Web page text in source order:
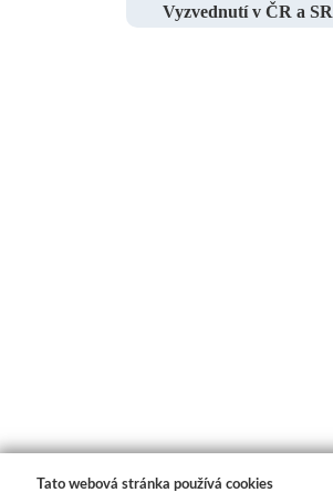
Vyzvednutí v ČR a SR
Tato webová stránka používá cookies